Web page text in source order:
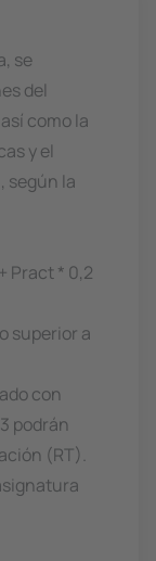
se
del
como la
y el
según la
Pract * 0,2
superior a
con
podrán
(RT).